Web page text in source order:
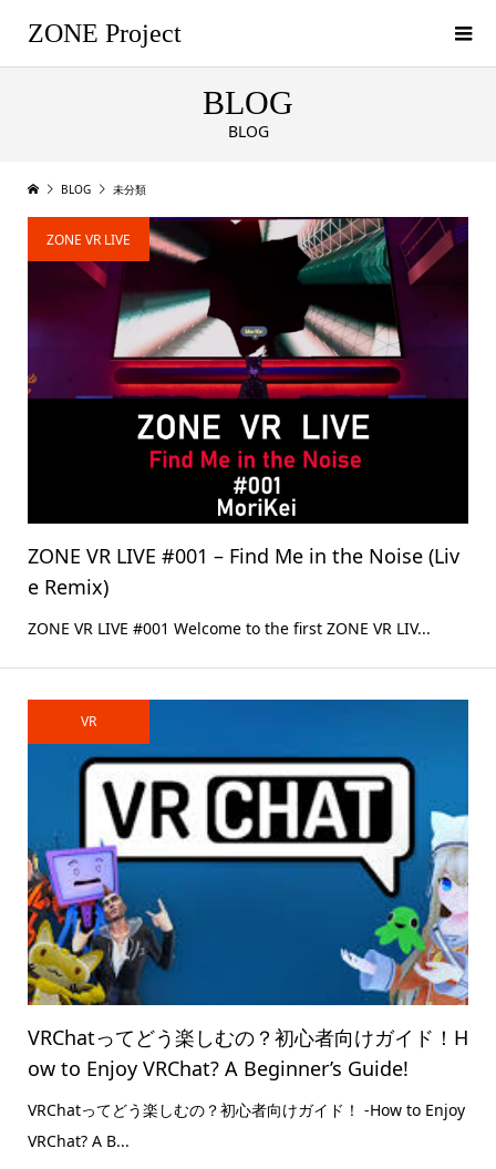
ZONE Project
BLOG
BLOG
BLOG 未分類
ZONE VR LIVE
ZONE VR LIVE #001 – Find Me in the Noise (Liv
e Remix)
ZONE VR LIVE #001 Welcome to the first ZONE VR LIV...
VR
VRChatってどう楽しむの？初心者向けガイド！H
ow to Enjoy VRChat? A Beginner’s Guide!
VRChatってどう楽しむの？初心者向けガイド！ -How to Enjoy
VRChat? A B...